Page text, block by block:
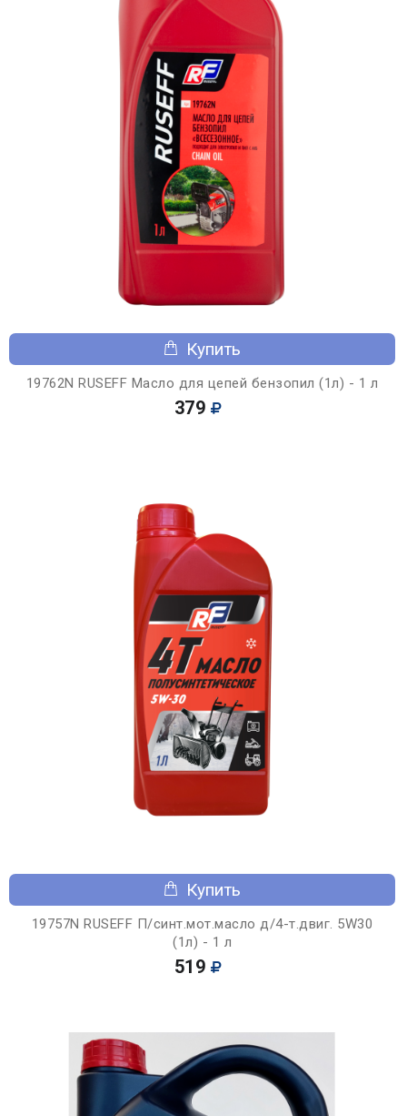
Купить
19762N RUSEFF Масло для цепей бензопил (1л) - 1 л
379
Купить
19757N RUSEFF П/синт.мот.масло д/4-т.двиг. 5W30
(1л) - 1 л
519